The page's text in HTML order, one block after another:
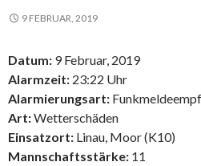
9 FEBRUAR, 2019
Datum: 9 Februar, 2019
Alarmzeit: 23:22 Uhr
Alarmierungsart:
Art:Wetterschäden
Einsatzort: Linau, Moor (K10)
Mannschaftsstärke: 11